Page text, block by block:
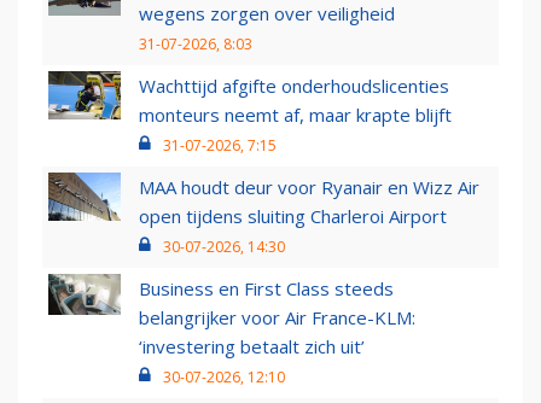
wegens zorgen over veiligheid
31-07-2026, 8:03
Wachttijd afgifte onderhoudslicenties
monteurs neemt af, maar krapte blijft
31-07-2026, 7:15
MAA houdt deur voor Ryanair en Wizz Air
open tijdens sluiting Charleroi Airport
30-07-2026, 14:30
Business en First Class steeds
belangrijker voor Air France-KLM:
‘investering betaalt zich uit’
30-07-2026, 12:10